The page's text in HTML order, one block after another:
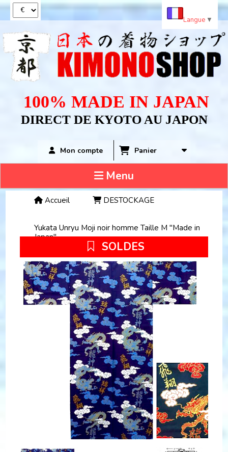
100% MADE IN JAPAN
DIRECT DE KYOTO AU JAPON
Mon compte Panier
Menu
Accueil DESTOCKAGE
Yukata Unryu Moji noir homme Taille M "Made in
Japan"
SOLDES
Langue ▼
Panneau de gestion des cookies